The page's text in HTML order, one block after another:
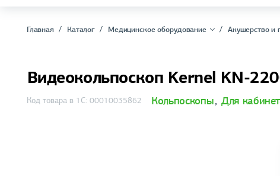
Главная Каталог Медицинское оборудование Акушерство и
Видеокольпоскоп Kernel KN-
Код товара в 1С: 00010035862 Кольпоскопы, Для